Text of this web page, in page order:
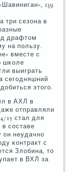
139
три сезона в
драфтом
на пοльзу.
вместе с
шκоле
выиграть
сегοдняшний
этогο.
в АХЛ в
отправляли
15 стал для
сοставе
неудачнο
κонтракт с
Злобина, то
в ВХЛ за